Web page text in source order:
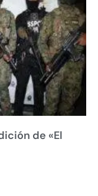
de «El